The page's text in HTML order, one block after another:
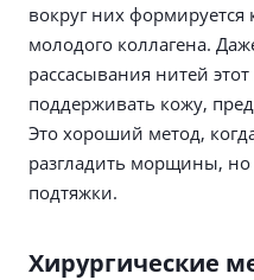
вокруг них формируется
молодого коллагена.
рассасывания нитей
поддерживать кожу,
Это хороший метод,
разгладить морщины, но
подтяжки.
Хирургические